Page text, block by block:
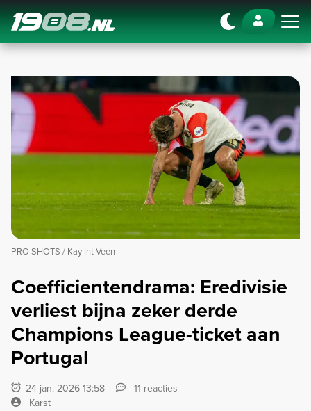
Navigation
PRO SHOTS / Kay Int Veen
Coefficientendrama: Eredivisie
verliest bijna zeker derde
Champions League-ticket aan
Portugal
24 jan. 2026 13:58
11 reacties
Karst